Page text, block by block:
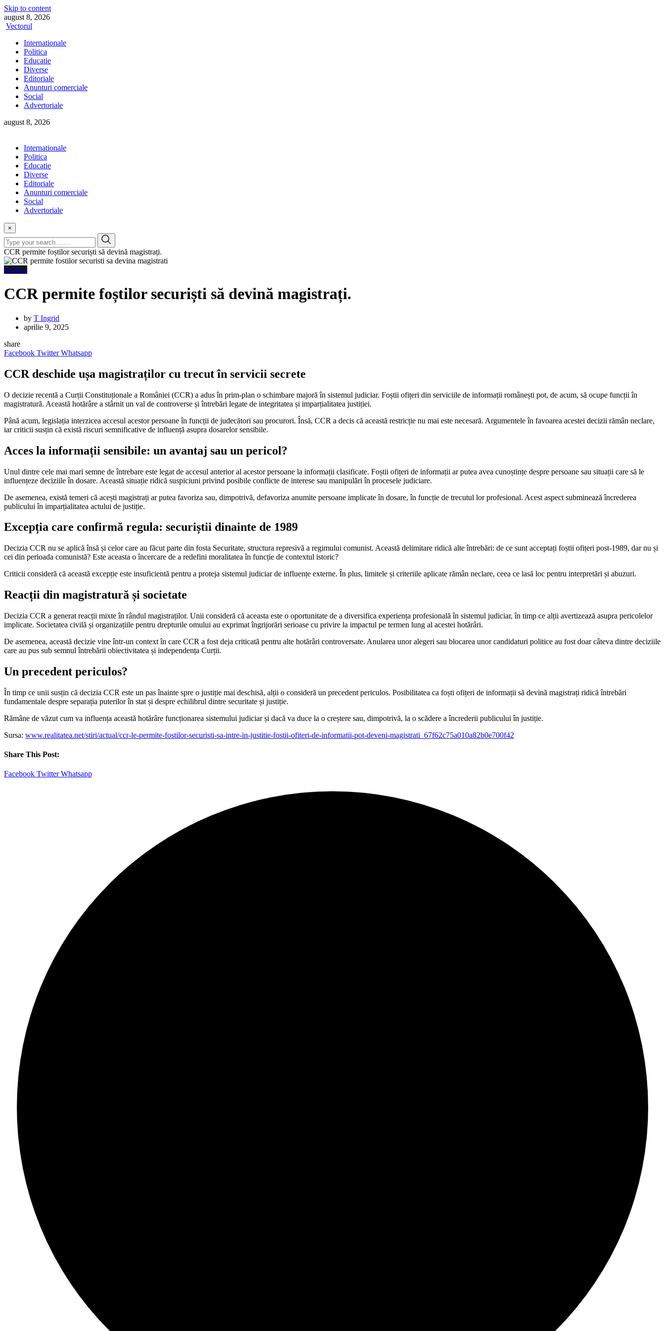
Skip to content
august 8, 2026
Vectorul
Internationale
Politica
Educatie
Diverse
Editoriale
Anunturi comerciale
Social
Advertoriale
august 8, 2026
Internationale
Politica
Educatie
Diverse
Editoriale
Anunturi comerciale
Social
Advertoriale
×
CCR permite foștilor securiști să devină magistrați.
Politica
CCR permite foștilor securiști să devină magistrați.
by T Ingrid
aprilie 9, 2025
share
Facebook Twitter Whatsapp
CCR deschide ușa magistraților cu trecut în servicii secrete
O decizie recentă a Curții Constituționale a României (CCR) a adus în prim-plan o schimbare majoră în sistemul judiciar. Foștii ofițeri din serviciile de informații românești pot, de acum, să ocupe funcții în
magistratură. Această hotărâre a stârnit un val de controverse și întrebări legate de integritatea și imparțialitatea justiției.
Până acum, legislația interzicea accesul acestor persoane în funcții de judecători sau procurori. Însă, CCR a decis că această restricție nu mai este necesară. Argumentele în favoarea acestei decizii rămân neclare,
iar criticii susțin că există riscuri semnificative de influență asupra dosarelor sensibile.
Acces la informații sensibile: un avantaj sau un pericol?
Unul dintre cele mai mari semne de întrebare este legat de accesul anterior al acestor persoane la informații clasificate. Foștii ofițeri de informații ar putea avea cunoștințe despre persoane sau situații care să le
influențeze deciziile în dosare. Această situație ridică suspiciuni privind posibile conflicte de interese sau manipulări în procesele judiciare.
De asemenea, există temeri că acești magistrați ar putea favoriza sau, dimpotrivă, defavoriza anumite persoane implicate în dosare, în funcție de trecutul lor profesional. Acest aspect subminează încrederea
publicului în imparțialitatea actului de justiție.
Excepția care confirmă regula: securiștii dinainte de 1989
Decizia CCR nu se aplică însă și celor care au făcut parte din fosta Securitate, structura represivă a regimului comunist. Această delimitare ridică alte întrebări: de ce sunt acceptați foștii ofițeri post-1989, dar nu și
cei din perioada comunistă? Este aceasta o încercare de a redefini moralitatea în funcție de contextul istoric?
Criticii consideră că această excepție este insuficientă pentru a proteja sistemul judiciar de influențe externe. În plus, limitele și criteriile aplicate rămân neclare, ceea ce lasă loc pentru interpretări și abuzuri.
Reacții din magistratură și societate
Decizia CCR a generat reacții mixte în rândul magistraților. Unii consideră că aceasta este o oportunitate de a diversifica experiența profesională în sistemul judiciar, în timp ce alții avertizează asupra pericolelor
implicate. Societatea civilă și organizațiile pentru drepturile omului au exprimat îngrijorări serioase cu privire la impactul pe termen lung al acestei hotărâri.
De asemenea, această decizie vine într-un context în care CCR a fost deja criticată pentru alte hotărâri controversate. Anularea unor alegeri sau blocarea unor candidaturi politice au fost doar câteva dintre deciziile
care au pus sub semnul întrebării obiectivitatea și independența Curții.
Un precedent periculos?
În timp ce unii susțin că decizia CCR este un pas înainte spre o justiție mai deschisă, alții o consideră un precedent periculos. Posibilitatea ca foști ofițeri de informații să devină magistrați ridică întrebări
fundamentale despre separația puterilor în stat și despre echilibrul dintre securitate și justiție.
Rămâne de văzut cum va influența această hotărâre funcționarea sistemului judiciar și dacă va duce la o creștere sau, dimpotrivă, la o scădere a încrederii publicului în justiție.
Sursa: www.realitatea.net/stiri/actual/ccr-le-permite-fostilor-securisti-sa-intre-in-justitie-fostii-ofiteri-de-informatii-pot-deveni-magistrati_67f62c75a010a82b0e700f42
Share This Post:
Facebook Twitter Whatsapp